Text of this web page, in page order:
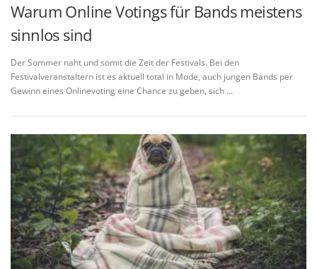
Warum Online Votings für Bands meistens
sinnlos sind
Der Sommer naht und somit die Zeit der Festivals. Bei den
Festivalveranstaltern ist es aktuell total in Mode, auch jungen Bands per
Gewinn eines Onlinevoting eine Chance zu geben, sich …